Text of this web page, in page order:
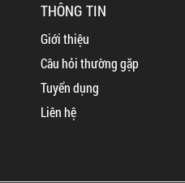
THÔNG TIN
Giới thiệu
Câu hỏi thường gặp
Tuyển dụng
Liên hệ